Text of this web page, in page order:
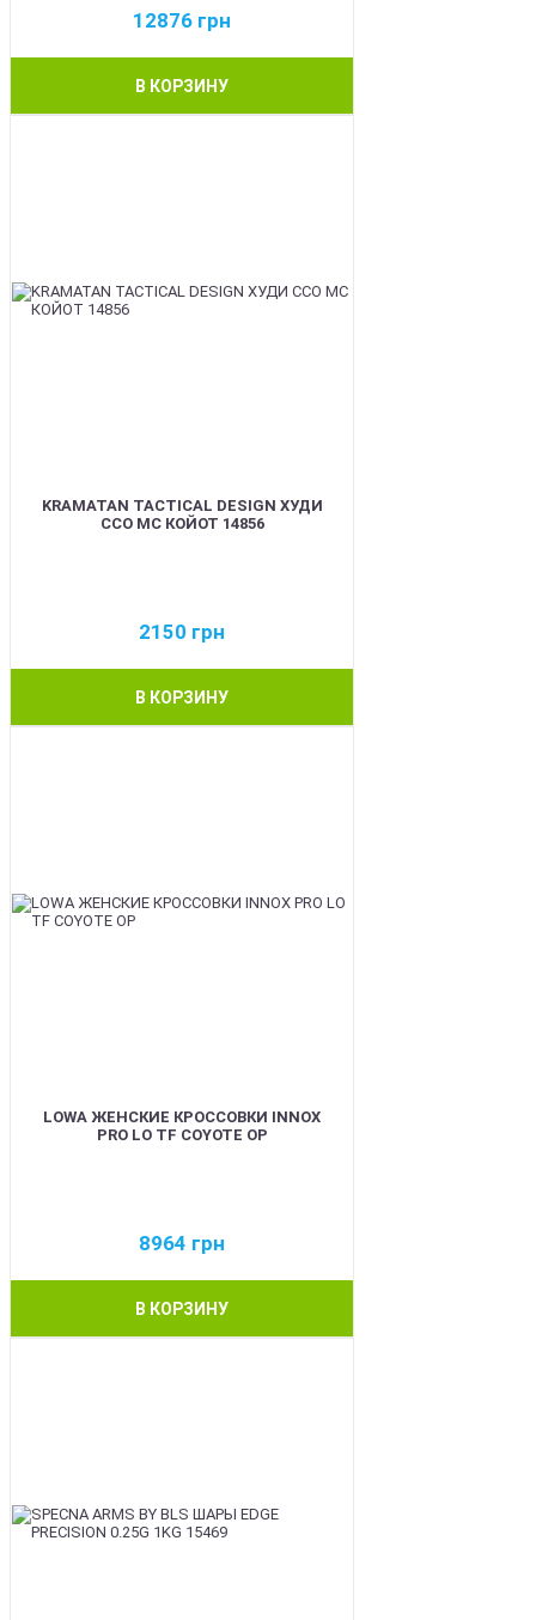
12876 грн
В КОРЗИНУ
KRAMATAN TACTICAL DESIGN ХУДИ
ССО МС КОЙОТ 14856
2150 грн
В КОРЗИНУ
LOWA ЖЕНСКИЕ КРОССОВКИ INNOX
PRO LO TF COYOTE OP
8964 грн
В КОРЗИНУ